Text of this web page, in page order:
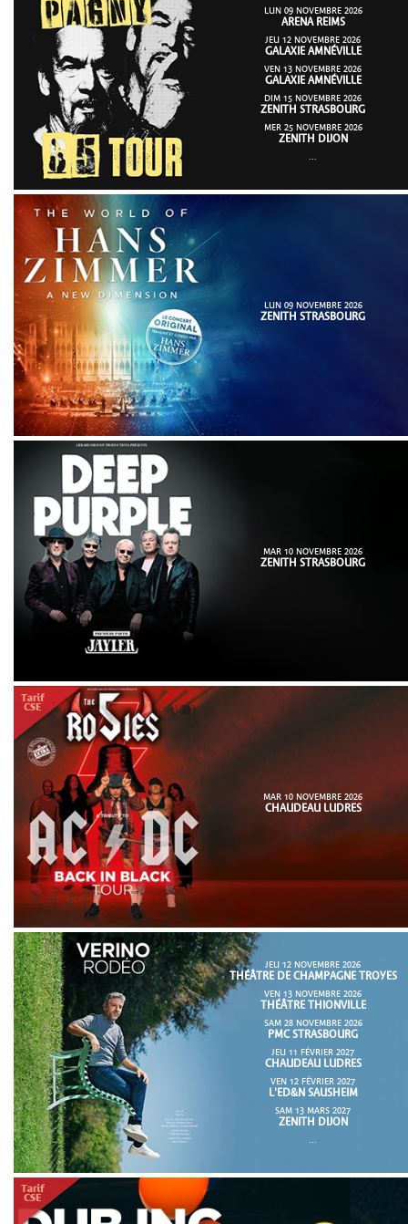
LUN 09 NOVEMBRE 2026
ARENA REIMS
JEU 12 NOVEMBRE 2026
GALAXIE AMNÉVILLE
VEN 13 NOVEMBRE 2026
GALAXIE AMNÉVILLE
DIM 15 NOVEMBRE 2026
ZENITH STRASBOURG
MER 25 NOVEMBRE 2026
ZENITH DIJON
...
LUN 09 NOVEMBRE 2026
ZENITH STRASBOURG
MAR 10 NOVEMBRE 2026
ZENITH STRASBOURG
MAR 10 NOVEMBRE 2026
CHAUDEAU LUDRES
JEU 12 NOVEMBRE 2026
THÉÂTRE DE CHAMPAGNE TROYES
VEN 13 NOVEMBRE 2026
THÉÂTRE THIONVILLE
SAM 28 NOVEMBRE 2026
PMC STRASBOURG
JEU 11 FÉVRIER 2027
CHAUDEAU LUDRES
VEN 12 FÉVRIER 2027
L'ED&N SAUSHEIM
SAM 13 MARS 2027
ZENITH DIJON